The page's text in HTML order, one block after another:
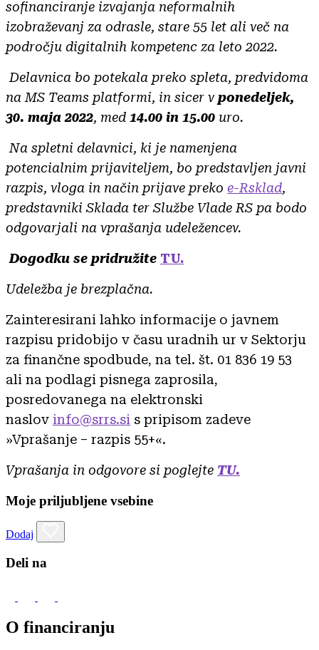
sofinanciranje izvajanja neformalnih
izobraževanj za odrasle, stare 55 let ali več na
področju digitalnih kompetenc za leto 2022.
Delavnica bo potekala preko spleta, predvidoma
na MS Teams platformi, in sicer vponedeljek,
30. maja 2022, med 14.00 in 15.00 uro.
Na spletni delavnici, ki je namenjena
potencialnim prijaviteljem, bo predstavljen javni
razpis, vloga in način prijave preko e-Rsklad,
predstavniki Sklada ter Službe Vlade RS pa bodo
odgovarjali na vprašanja udeležencev.
Dogodku se pridružite TU.
Udeležba je brezplačna.
Zainteresirani lahko informacije o javnem
razpisu pridobijo v času uradnih ur v Sektorju
za finančne spodbude, na tel. št. 01 836 19 53
ali na podlagi pisnega zaprosila,
posredovanega na elektronski
naslov info@srrs.si s pripisom zadeve
»Vprašanje – razpis 55+«.
Vprašanja in odgovore si poglejte TU.
Moje priljubljene vsebine
Dodaj
Deli na
O financiranju